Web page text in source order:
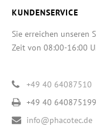
KUNDENSERVICE
Sie erreichen unseren
Zeit von 08:00-16:00
+49 40 64087510
+49 40 640875199
info@phacotec.de